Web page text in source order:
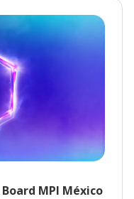
MPI México